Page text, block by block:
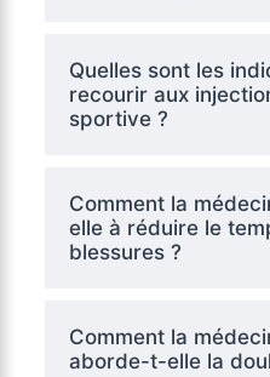
Quelles sont les
recourir aux
sportive ?
Comment la
elle à réduire le
blessures ?
Comment la
aborde-t-elle la